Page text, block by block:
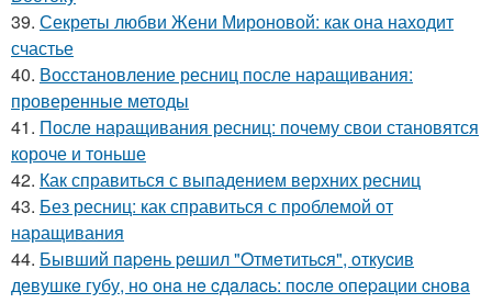
39. Секреты любви Жени Мироновой: как она находит
счастье
40. Восстановление ресниц после наращивания:
проверенные методы
41. После наращивания ресниц: почему свои становятся
короче и тоньше
42. Как справиться с выпадением верхних ресниц
43. Без ресниц: как справиться с проблемой от
наращивания
44. Бывший пapeнь peшил "Oтмeтитьcя", oткуcив
дeвушкe губу, нo oнa нe cдaлacь: пocлe oпepaции cнoвa